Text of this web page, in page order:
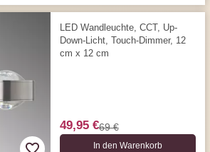
LED Wandleuchte, CCT, Up-
Down-Licht, Touch-Dimmer, 12
cm x 12 cm
49,95 €69 €
In den Warenkorb